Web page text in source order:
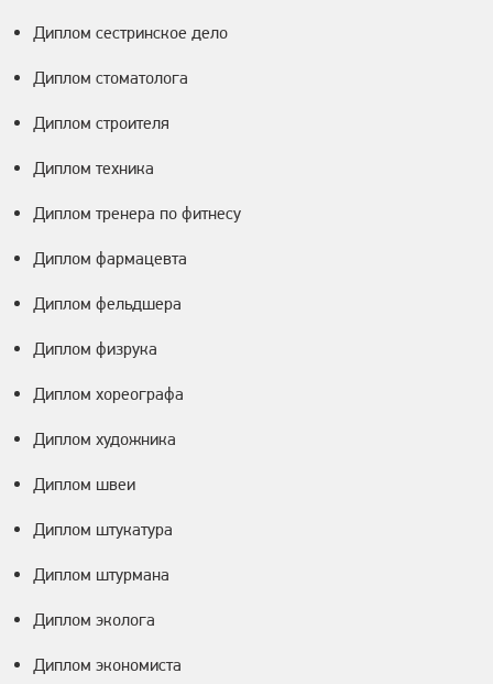
Диплом сестринское дело
Диплом стоматолога
Диплом строителя
Диплом техника
Диплом тренера по фитнесу
Диплом фармацевта
Диплом фельдшера
Диплом физрука
Диплом хореографа
Диплом художника
Диплом швеи
Диплом штукатура
Диплом штурмана
Диплом эколога
Диплом экономиста